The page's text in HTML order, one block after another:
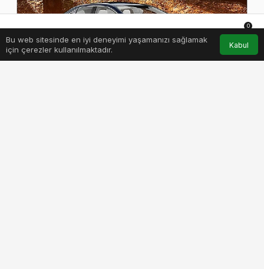
Bu web sitesinde en iyi deneyimi yaşamanızı sağlamak
için çerezler kullanılmaktadır.
Kabul
Anasayfa Akış Hesabım Bildirimler
0